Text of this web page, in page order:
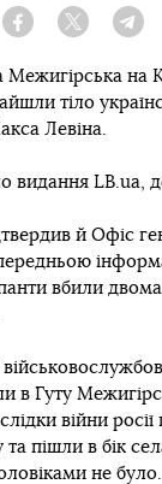
Facebook Twitter
Межигірська на
тіло
Левіна.
видання LB.ua,
й Офіс
вбили двома
в Гуту
війни
пішли в бік
не було.